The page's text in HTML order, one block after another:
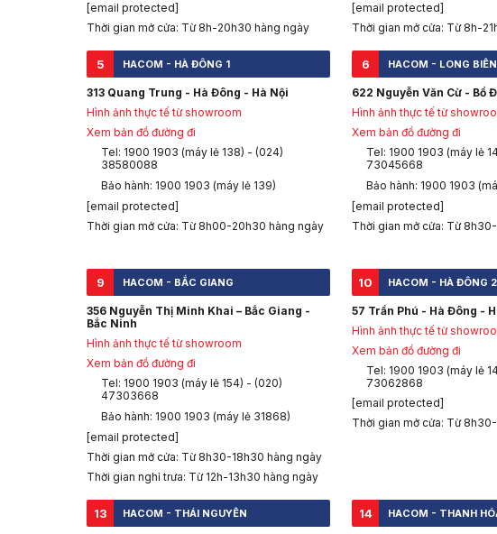
[email protected]
Thời gian mở cửa: Từ 8h-20h30 hàng ngày
[email protected]
Thời gian mở cửa: Từ 8h-
5 HACOM - HÀ ĐÔNG 1
313 Quang Trung - Hà Đông - Hà Nội
Hình ảnh thực tế từ showroom
Xem bản đồ đường đi
Tel: 1900 1903 (máy lẻ 138) - (024)
38580088
Bảo hành: 1900 1903 (máy lẻ 139)
[email protected]
Thời gian mở cửa: Từ 8h00-20h30 hàng ngày
6 HACOM - LONG BIÊN
622 Nguyễn Văn Cừ - Bồ
Hình ảnh thực tế từ
Xem bản đồ đường đi
Tel: 1900 1903 (máy lẻ
73045668
Bảo hành: 1900 1903
[email protected]
Thời gian mở cửa: Từ
9 HACOM - BẮC GIANG
356 Nguyễn Thị Minh Khai – Bắc Giang -
Bắc Ninh
Hình ảnh thực tế từ showroom
Xem bản đồ đường đi
Tel: 1900 1903 (máy lẻ 154) - (020)
47303668
Bảo hành: 1900 1903 (máy lẻ 31868)
[email protected]
Thời gian mở cửa: Từ 8h30-18h30 hàng ngày
Thời gian nghỉ trưa: Từ 12h-13h30 hàng ngày
10 HACOM - HÀ ĐÔNG 2
57 Trần Phú - Hà Đông -
Hình ảnh thực tế từ
Xem bản đồ đường đi
Tel: 1900 1903 (máy lẻ
73062868
[email protected]
Thời gian mở cửa: Từ
13 HACOM - THÁI NGUYÊN 14 HACOM - THANH